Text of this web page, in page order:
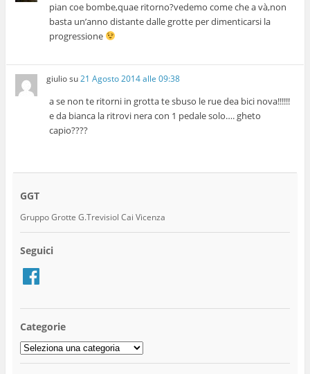
pian coe bombe,quae ritorno?vedemo come che a và,non
basta un’anno distante dalle grotte per dimenticarsi la
progressione
giuliosu21 Agosto 2014 alle 09:38
a se non te ritorni in grotta te sbuso le rue dea bici nova!!!!!!
e da bianca la ritrovi nera con 1 pedale solo…. gheto
capio????
GGT
Gruppo Grotte G.Trevisiol Cai Vicenza
Seguici
Facebook
Categorie
Categorie